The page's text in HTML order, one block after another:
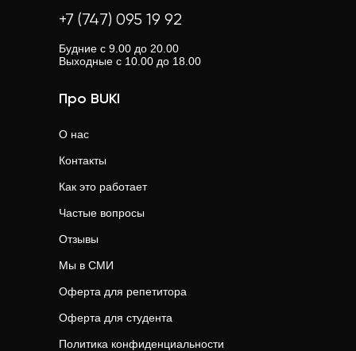
+7 (747) 095 19 92
Будние с 9.00 до 20.00
Выходные с 10.00 до 18.00
Про BUKI
О нас
Контакты
Как это работает
Частые вопросы
Отзывы
Мы в СМИ
Оферта для репетитора
Оферта для студента
Политика конфиденциальности